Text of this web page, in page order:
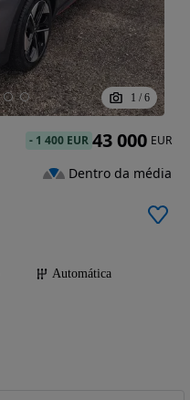
1 / 6
Automática
- 1 400 EUR 43 000 EUR
Dentro da média